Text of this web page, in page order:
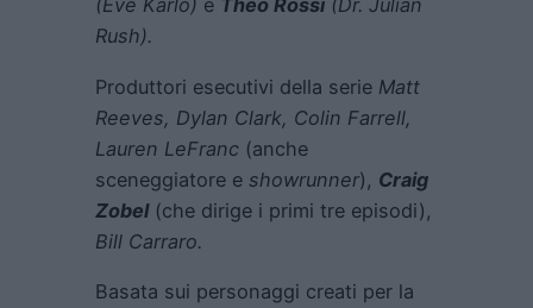
(Eve Karlo) e Theo Rossi (Dr. Julian
Rush).
Produttori esecutivi della serie Matt
Reeves, Dylan Clark, Colin Farrell,
Lauren LeFranc (anche
sceneggiatore e showrunner), Craig
Zobel(che dirige i primi tre episodi),
Bill Carraro.
Basata sui personaggi creati per la